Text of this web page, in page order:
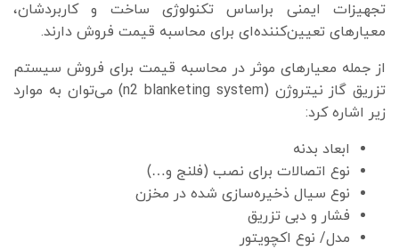
تجهیزات ایمنی براساس تکنولوژی ساخت و ‌کاربردشان،
معیارهای تعیین‌کننده‌ای برای محاسبه قیمت فروش دارند.
از جمله معیارهای موثر در محاسبه قیمت برای فروش سیستم
تزریق گاز نیتروژن (n2 blanketing system) می‌توان به موارد
زیر اشاره کرد:
ابعاد بدنه
نوع اتصالات برای نصب (فلنج و…)
نوع سیال ذخیره‌سازی شده در مخزن
فشار و دبی تزریق
مدل/ نوع اکچویتور